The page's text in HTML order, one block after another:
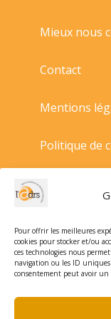
Pour offrir les meilleures
cookies pour stocker et/ou
ces technologies nous
navigation ou les ID
consentement peut avoir un
Mieux nous
Contact
Mentions
Politique de
Politique de